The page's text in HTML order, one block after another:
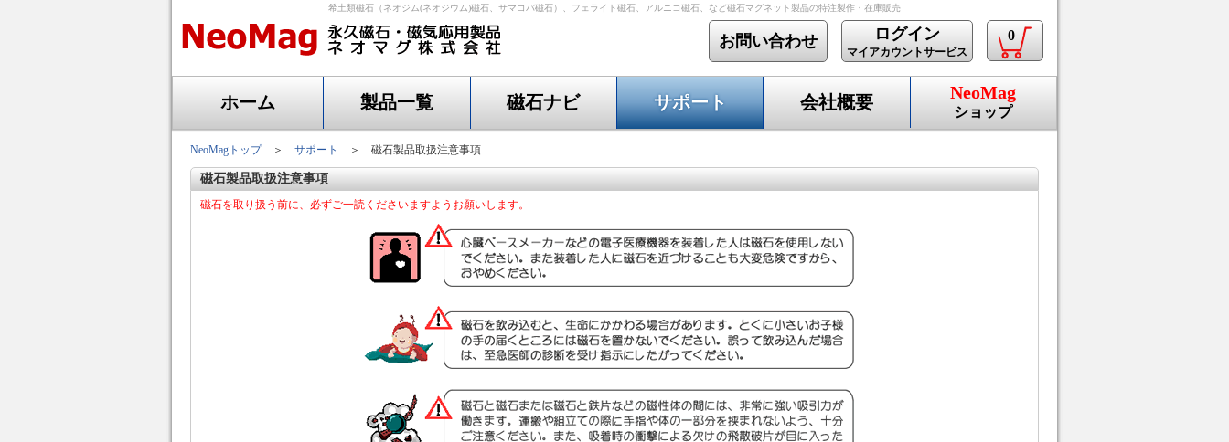
希土類磁石（ネオジム(ネオジウム)磁石、サマコバ磁石）、フェライト磁石、アルニコ磁石、など磁石マグネット製品の特注製作・在庫販売
0
ログイン
マイアカウントサービス
お問い合わせ
ホーム 製品一覧 磁石ナビ サポート 会社概要 NeoMag
ショップ
NeoMagトップ＞ サポート ＞ 磁石製品取扱注意事項
磁石製品取扱注意事項
磁石を取り扱う前に、必ずご一読くださいますようお願いします。